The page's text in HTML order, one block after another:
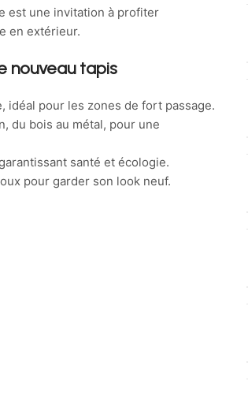
est une invitation à profiter
en extérieur.
nouveau tapis
idéal pour les zones de fort passage.
du bois au métal, pour une
santé et écologie.
pour garder son look neuf.